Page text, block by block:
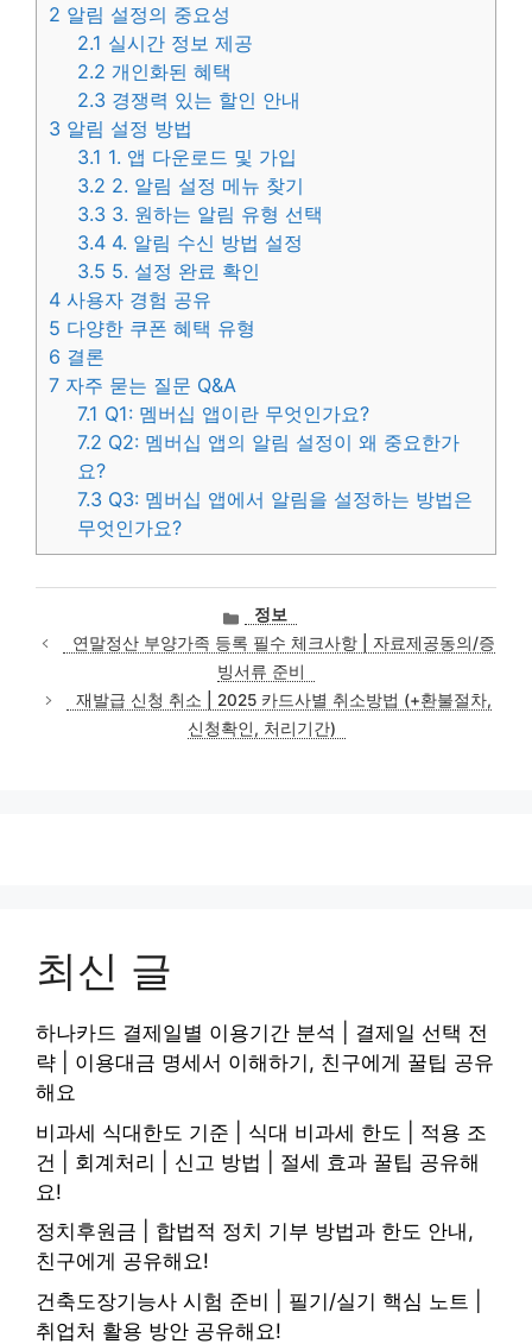
2 알림 설정의 중요성
2.1 실시간 정보 제공
2.2 개인화된 혜택
2.3 경쟁력 있는 할인 안내
3 알림 설정 방법
3.1 1. 앱 다운로드 및 가입
3.2 2. 알림 설정 메뉴 찾기
3.3 3. 원하는 알림 유형 선택
3.4 4. 알림 수신 방법 설정
3.5 5. 설정 완료 확인
4 사용자 경험 공유
5 다양한 쿠폰 혜택 유형
6 결론
7 자주 묻는 질문 Q&A
7.1 Q1: 멤버십 앱이란 무엇인가요?
7.2 Q2: 멤버십 앱의 알림 설정이 왜 중요한가
요?
7.3 Q3: 멤버십 앱에서 알림을 설정하는 방법은
무엇인가요?
카
테
고
리
정보
연말정산 부양가족 등록 필수 체크사항 | 자료제공동의/증
빙서류 준비
재발급 신청 취소 | 2025 카드사별 취소방법 (+환불절차,
신청확인, 처리기간)
최신 글
하나카드 결제일별 이용기간 분석 | 결제일 선택 전
략 | 이용대금 명세서 이해하기, 친구에게 꿀팁 공유
해요
비과세 식대한도 기준 | 식대 비과세 한도 | 적용 조
건 | 회계처리 | 신고 방법 | 절세 효과 꿀팁 공유해
요!
정치후원금 | 합법적 정치 기부 방법과 한도 안내,
친구에게 공유해요!
건축도장기능사 시험 준비 | 필기/실기 핵심 노트 |
취업처 활용 방안 공유해요!